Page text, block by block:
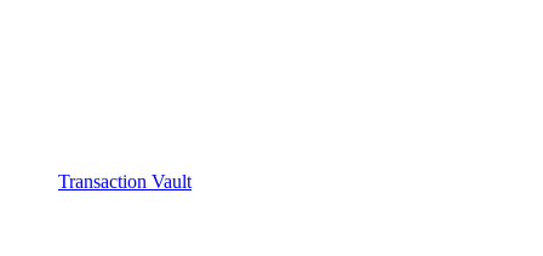
Transaction Vault